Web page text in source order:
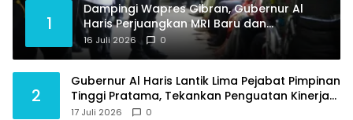
1
Dampingi Wapres Gibran, Gubernur Al
Haris Perjuangkan MRI Baru dan
Tambahan Dokter Spesialis untuk RSUD
Raden Mattaher
16 Juli 2026 0
2
Gubernur Al Haris Lantik Lima Pejabat Pimpinan
Tinggi Pratama, Tekankan Penguatan Kinerja
dan Integritas
17 Juli 2026 0